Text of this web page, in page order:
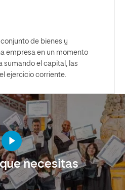
de bienes y
empresa en un momento
sumando el capital, las
ejercicio corriente.
necesitas